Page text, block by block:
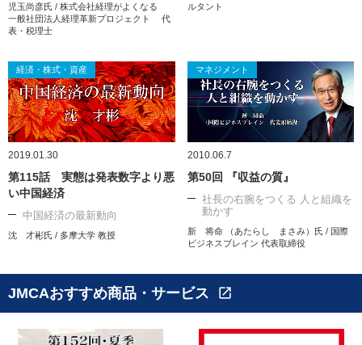
児玉尚彦氏 / 株式会社経理がよくなる
一般社団法人経理革新プロジェクト 代
表・税理士
ルタント
経済・株式・資産
2019.01.30
第115話 実態は発表数字より悪
い中国経済
中国経済の最新動向
沈 才彬氏 / 多摩大学 教授
マネジメント
2010.06.7
第50回 『収益の質』
社長の右腕をつくる 人と組織を
動かす
新 将命 （あたらし まさみ）氏 / 国際
ビジネスブレイン 代表取締役
JMCAおすすめ商品・サービス open_in_new